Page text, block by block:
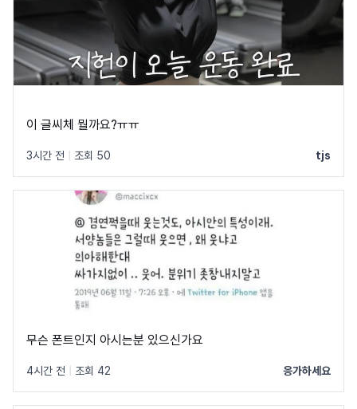
이 글씨체 뭘까요?ㅠㅠ
3시간 전 조회 50 tjs
무슨 폰트인지 아시는분 있으신가요
4시간 전 조회 42 응가하세요